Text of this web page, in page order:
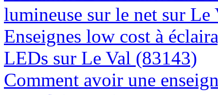
lumineuse sur le net sur Le
Enseignes low cost à
LEDs sur Le Val (83143)
Comment avoir une